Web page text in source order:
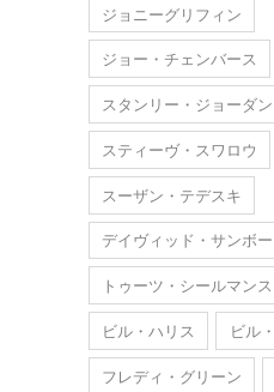
ジョニーグリフィン
ジョー・チェンバース
スタンリー・ジョーダン
スティーヴ・スワロウ
スーザン・テデスキ
デイヴィッド・サンボ
トゥーツ・シールマンス
ビル・ハリス
ビル
フレディ・グリーン